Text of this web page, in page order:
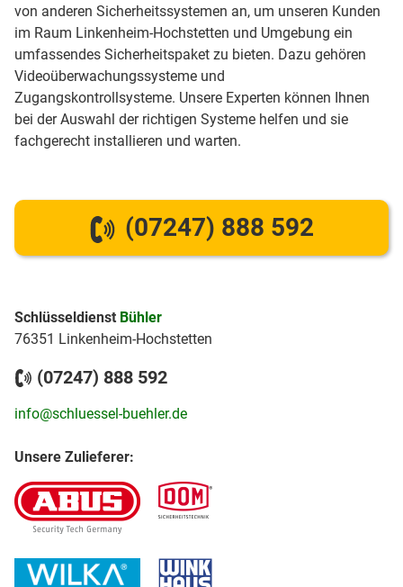
von anderen Sicherheitssystemen an, um unseren Kunden
im Raum Linkenheim-Hochstetten und Umgebung ein
umfassendes Sicherheitspaket zu bieten. Dazu gehören
Videoüberwachungssysteme und
Zugangskontrollsysteme. Unsere Experten können Ihnen
bei der Auswahl der richtigen Systeme helfen und sie
fachgerecht installieren und warten.
(07247) 888 592
Schlüsseldienst Bühler
76351 Linkenheim-Hochstetten
(07247) 888 592
info@schluessel-buehler.de
Unsere Zulieferer: